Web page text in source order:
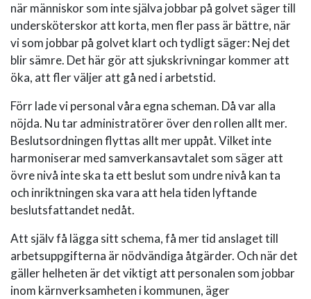
när människor som inte själva jobbar på golvet säger till
undersköterskor att korta, men fler pass är bättre, när
vi som jobbar på golvet klart och tydligt säger: Nej det
blir sämre. Det här gör att sjukskrivningar kommer att
öka, att fler väljer att gå ned i arbetstid.
Förr lade vi personal våra egna scheman. Då var alla
nöjda. Nu tar administratörer över den rollen allt mer.
Beslutsordningen flyttas allt mer uppåt. Vilket inte
harmoniserar med samverkansavtalet som säger att
övre nivå inte ska ta ett beslut som undre nivå kan ta
och inriktningen ska vara att hela tiden lyftande
beslutsfattandet nedåt.
Att själv få lägga sitt schema, få mer tid anslaget till
arbetsuppgifterna är nödvändiga åtgärder. Och när det
gäller helheten är det viktigt att personalen som jobbar
inom kärnverksamheten i kommunen, äger